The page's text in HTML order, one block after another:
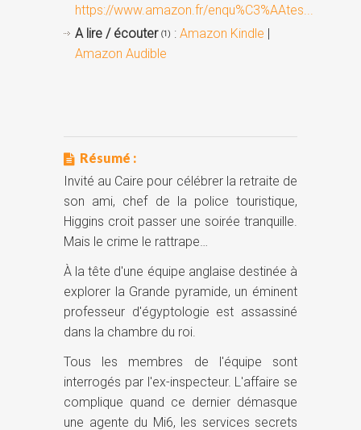
https://www.amazon.fr/enqu%C3%AAtes...
A lire / écouter (1) : Amazon Kindle |
Amazon Audible
Résumé :
Invité au Caire pour célébrer la retraite de
son ami, chef de la police touristique,
Higgins croit passer une soirée tranquille.
Mais le crime le rattrape…
À la tête d'une équipe anglaise destinée à
explorer la Grande pyramide, un éminent
professeur d'égyptologie est assassiné
dans la chambre du roi.
Tous les membres de l'équipe sont
interrogés par l'ex-inspecteur. L'affaire se
complique quand ce dernier démasque
une agente du Mi6, les services secrets